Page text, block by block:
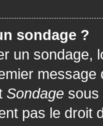
sondage ?
un sondage,
Sondage sous
pas le